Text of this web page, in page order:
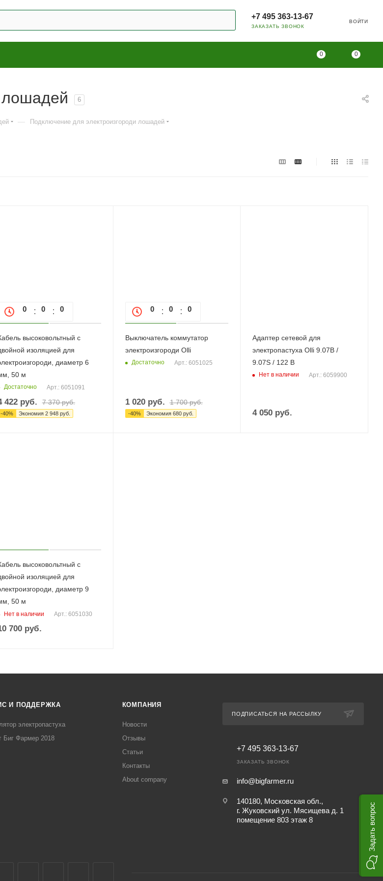
+7 495 363-13-67
ЗАКАЗАТЬ ЗВОНОК
ВОЙТИ
0 0
лошадей 6
— Подключение для электроизгороди лошадей
0 0 0
высоковольтный с
изоляцией для
диаметр 6
50 м
Достаточно Арт.: 6051091
422руб. 7 370руб.
-40% Экономия 2 948руб.
0 0 0
Выключатель коммутатор
электроизгороди Olli
Достаточно Арт.: 6051025
1 020руб. 1 700руб.
-40% Экономия 680руб.
Адаптер сетевой для
электропастуха Olli 9.07В /
9.07S / 122 B
Нет в наличии Арт.: 6059900
4 050 руб.
высоковольтный с
изоляцией для
диаметр 9
50 м
Нет в наличии Арт.: 6051030
700руб.
И ПОДДЕРЖКА
электропастуха
Биг Фармер 2018
КОМПАНИЯ
Новости
Отзывы
Статьи
Контакты
About company
ПОДПИСАТЬСЯ НА РАССЫЛКУ
+7 495 363-13-67
ЗАКАЗАТЬ ЗВОНОК
info@bigfarmer.ru
140180, Московская обл.,
г. Жуковский ул. Мясищева д. 1
помещение 803 этаж 8
Задать вопрос